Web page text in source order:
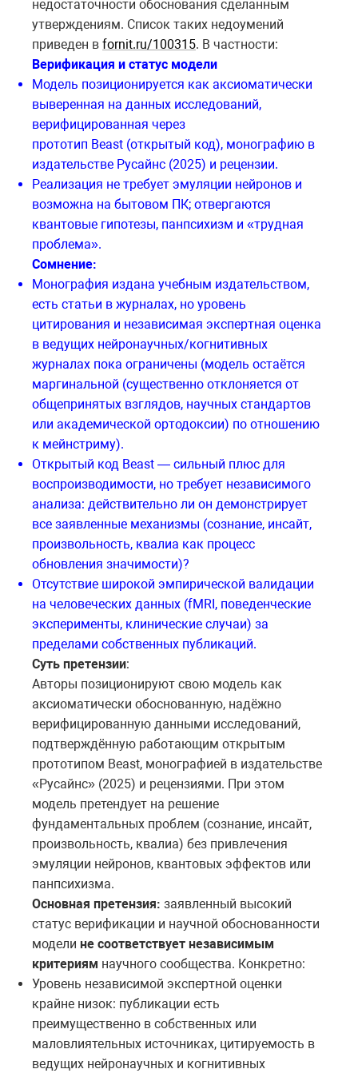
недостаточности обоснования сделанным
утверждениям. Список таких недоумений
приведен в fornit.ru/100315. В частности:
Верификация и статус модели
Модель позиционируется как аксиоматически
выверенная на данных исследований,
верифицированная через
прототип Beast (открытый код), монографию в
издательстве Русайнс (2025) и рецензии.
Реализация не требует эмуляции нейронов и
возможна на бытовом ПК; отвергаются
квантовые гипотезы, панпсихизм и «трудная
проблема».
Сомнение:
Монография издана учебным издательством,
есть статьи в журналах, но уровень
цитирования и независимая экспертная оценка
в ведущих нейронаучных/когнитивных
журналах пока ограничены (модель остаётся
маргинальной (существенно отклоняется от
общепринятых взглядов, научных стандартов
или академической ортодоксии) по отношению
к мейнстриму).
Открытый код Beast — сильный плюс для
воспроизводимости, но требует независимого
анализа: действительно ли он демонстрирует
все заявленные механизмы (сознание, инсайт,
произвольность, квалиа как процесс
обновления значимости)?
Отсутствие широкой эмпирической валидации
на человеческих данных (fMRI, поведенческие
эксперименты, клинические случаи) за
пределами собственных публикаций.
Суть претензии:
Авторы позиционируют свою модель как
аксиоматически обоснованную, надёжно
верифицированную данными исследований,
подтверждённую работающим открытым
прототипом Beast, монографией в издательстве
«Русайнс» (2025) и рецензиями. При этом
модель претендует на решение
фундаментальных проблем (сознание, инсайт,
произвольность, квалиа) без привлечения
эмуляции нейронов, квантовых эффектов или
панпсихизма.
Основная претензия: заявленный высокий
статус верификации и научной обоснованности
модели не соответствует независимым
критериям научного сообщества. Конкретно:
Уровень независимой экспертной оценки
крайне низок: публикации есть
преимущественно в собственных или
маловлиятельных источниках, цитируемость в
ведущих нейронаучных и когнитивных